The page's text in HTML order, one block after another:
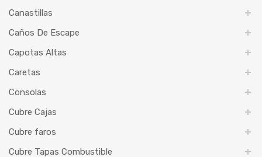
Canastillas
Caños De Escape
Capotas Altas
Caretas
Consolas
Cubre Cajas
Cubre faros
Cubre Tapas Combustible